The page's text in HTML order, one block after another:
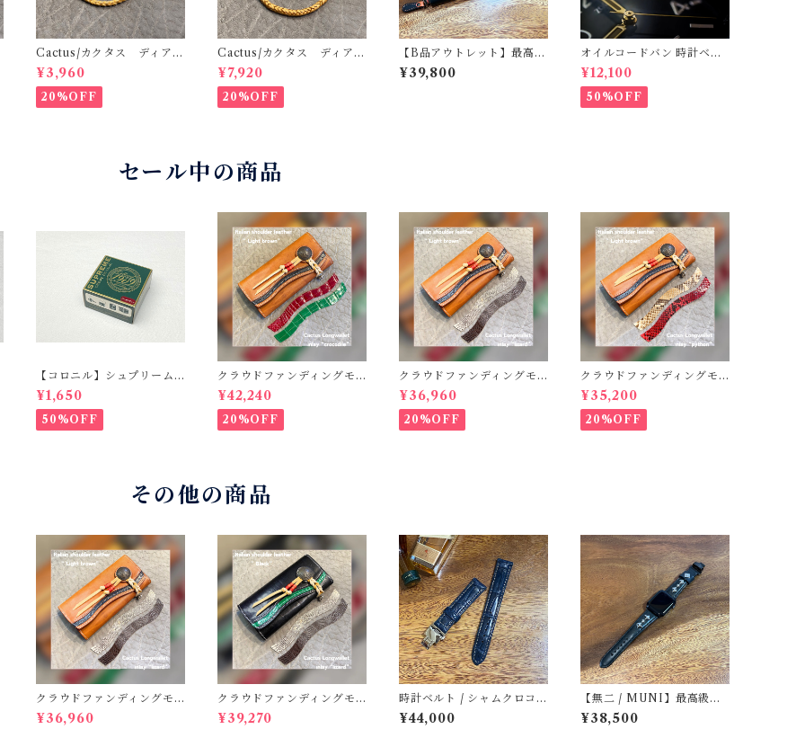
Cactus/カクタス ディアス
キンレース（鹿革）4本編み
ウォレットロープ ゴール
ド 50cm 手編み 八つ編
み
¥3,960
20%OFF
Cactus/カクタス ディアス
キンレース（鹿革）8本編み
ウォレットロープ サド
ル 50cm 手編み 八つ編
み
¥7,920
20%OFF
【B品アウトレット】最高級
オイルレザー ラウンドジッ
プ長財布 総貼り合わせ仕立
¥39,800
オイルコードバン 時計ベル
ト ナチュラル 20mm-18
mm【スタンダード】フルフ
ラット型 腕時計バンド
¥12,100
50%OFF
セール中の商品
【コロニル】シュプリーム
クリームDX バーガンディ
¥1,650
50%OFF
クラウドファンディングモ
デル！Cactus・カクタス
ロングウォレット（CWBL-
03）インレイ・クロコダイ
ル × イタリアンショルダー
¥42,240
20%OFF
クラウドファンディングモ
デル！Cactus・カクタス
ロングウォレット（CWBL-
03）インレイ・リザード ×
イタリアンショルダーレザ
¥36,960
20%OFF
クラウドファンディングモ
デル！Cactus・カクタス
ロングウォレット（CWBL-
03）インレイ・パイソン ×
イタリアンショルダーレザ
¥35,200
20%OFF
その他の商品
クラウドファンディングモ
デル！Cactus・カクタス
ロングウォレット（CWBL-
¥36,960
クラウドファンディングモ
デル！Cactus・カクタス
ロングウォレット（CWBL-
¥39,270
時計ベルト / シャムクロコダ
イル・ネイビー竹腑・手縫
い 18mm-16mm ボンベ
¥44,000
【無二 / MUNI】最高級イ
タリアンオイルレザー仕立
て Apple Watch専用スタッ
¥38,500